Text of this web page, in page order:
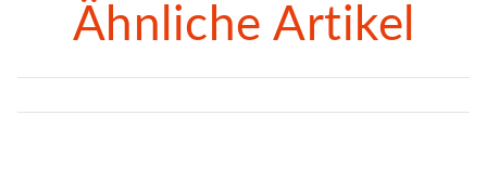
Ähnliche Artikel